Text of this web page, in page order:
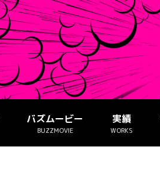
バズムービー
BUZZMOVIE
実績
WORKS